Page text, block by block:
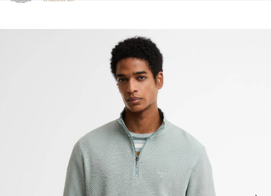
Clicca per visualizzare la nostra Dichiarazione di Accessibilità